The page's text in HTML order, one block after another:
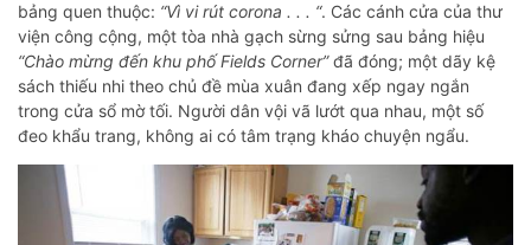
bảng quen thuộc: “Vì vi rút corona . . . “. Các cánh cửa của thư
viện công cộng, một tòa nhà gạch sừng sửng sau bảng hiệu
“Chào mừng đến khu phố Fields Corner”đã đóng; một dãy kệ
sách thiếu nhi theo chủ đề mùa xuân đang xếp ngay ngắn
trong cửa sổ mờ tối. Người dân vội vã lướt qua nhau, một số
đeo khẩu trang, không ai có tâm trạng kháo chuyện ngẩu.